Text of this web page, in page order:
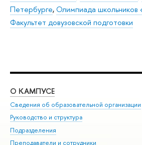
Петербурге,Олимпиада школьников
Факультет довузовской подготовки
О КАМПУСЕ
Сведения об образовательной организации
Руководство и структура
Подразделения
Преподаватели и сотрудники